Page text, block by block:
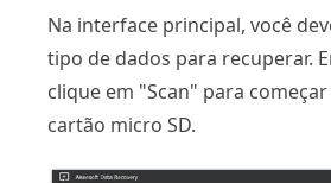
Na interface principal, você
tipo de dados para recuperar.
clique em "Scan" para
cartão micro SD.